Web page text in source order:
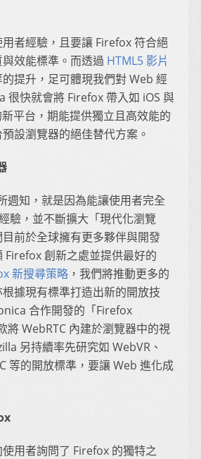
者經驗，且要讓 Firefox 符合絕
效能標準。而透過 HTML5 影片
的提升，足可體現我們對 Web 經
很快就會將 Firefox 帶入如 iOS 與
平台，期能提供獨立且高效能的
設瀏覽器的絕佳替代方案。
週知，就是因為能讓使用者完全
驗，並不斷擴大「現代化瀏覽
前於全球擁有更多夥伴與開發
Firefox 創新之處並提供最好的
新搜尋策略 ，我們將推動更多的
據現有標準打造出新的開放技
合作開發的「Firefox
將 WebRTC 內建於瀏覽器中的視
另持續率先研究如 WebVR、
等的開放標準，要讓 Web 進化成
用者詢問了 Firefox 的獨特之